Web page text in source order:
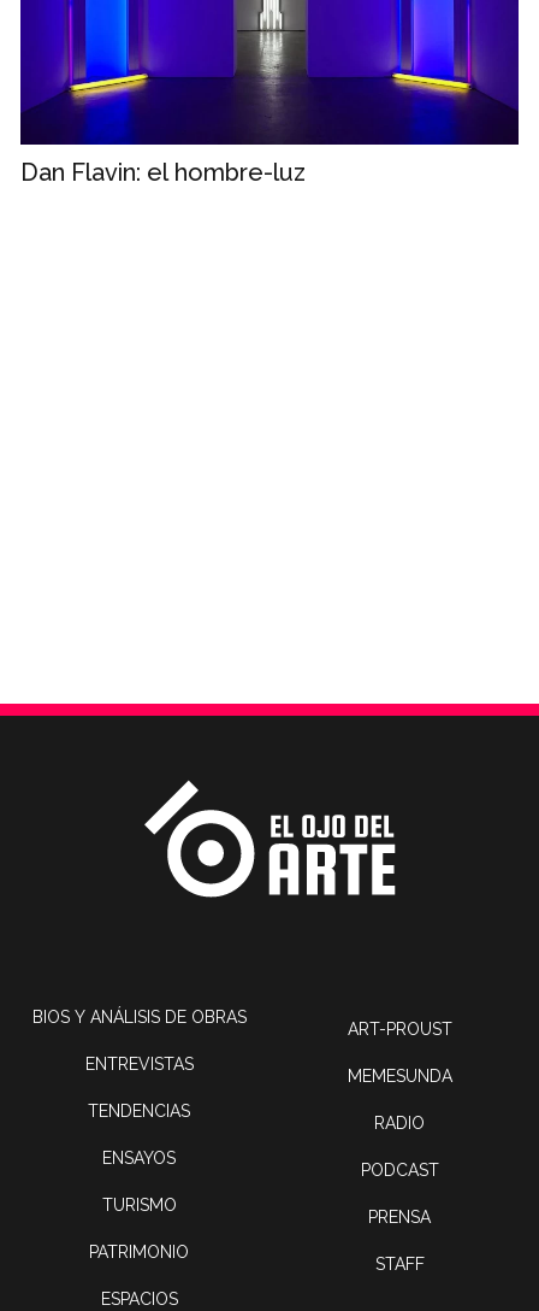
Dan Flavin: el hombre-luz
BIOS Y ANÁLISIS DE OBRAS
ENTREVISTAS
TENDENCIAS
ENSAYOS
TURISMO
PATRIMONIO
ESPACIOS
ART-PROUST
MEMESUNDA
RADIO
PODCAST
PRENSA
STAFF